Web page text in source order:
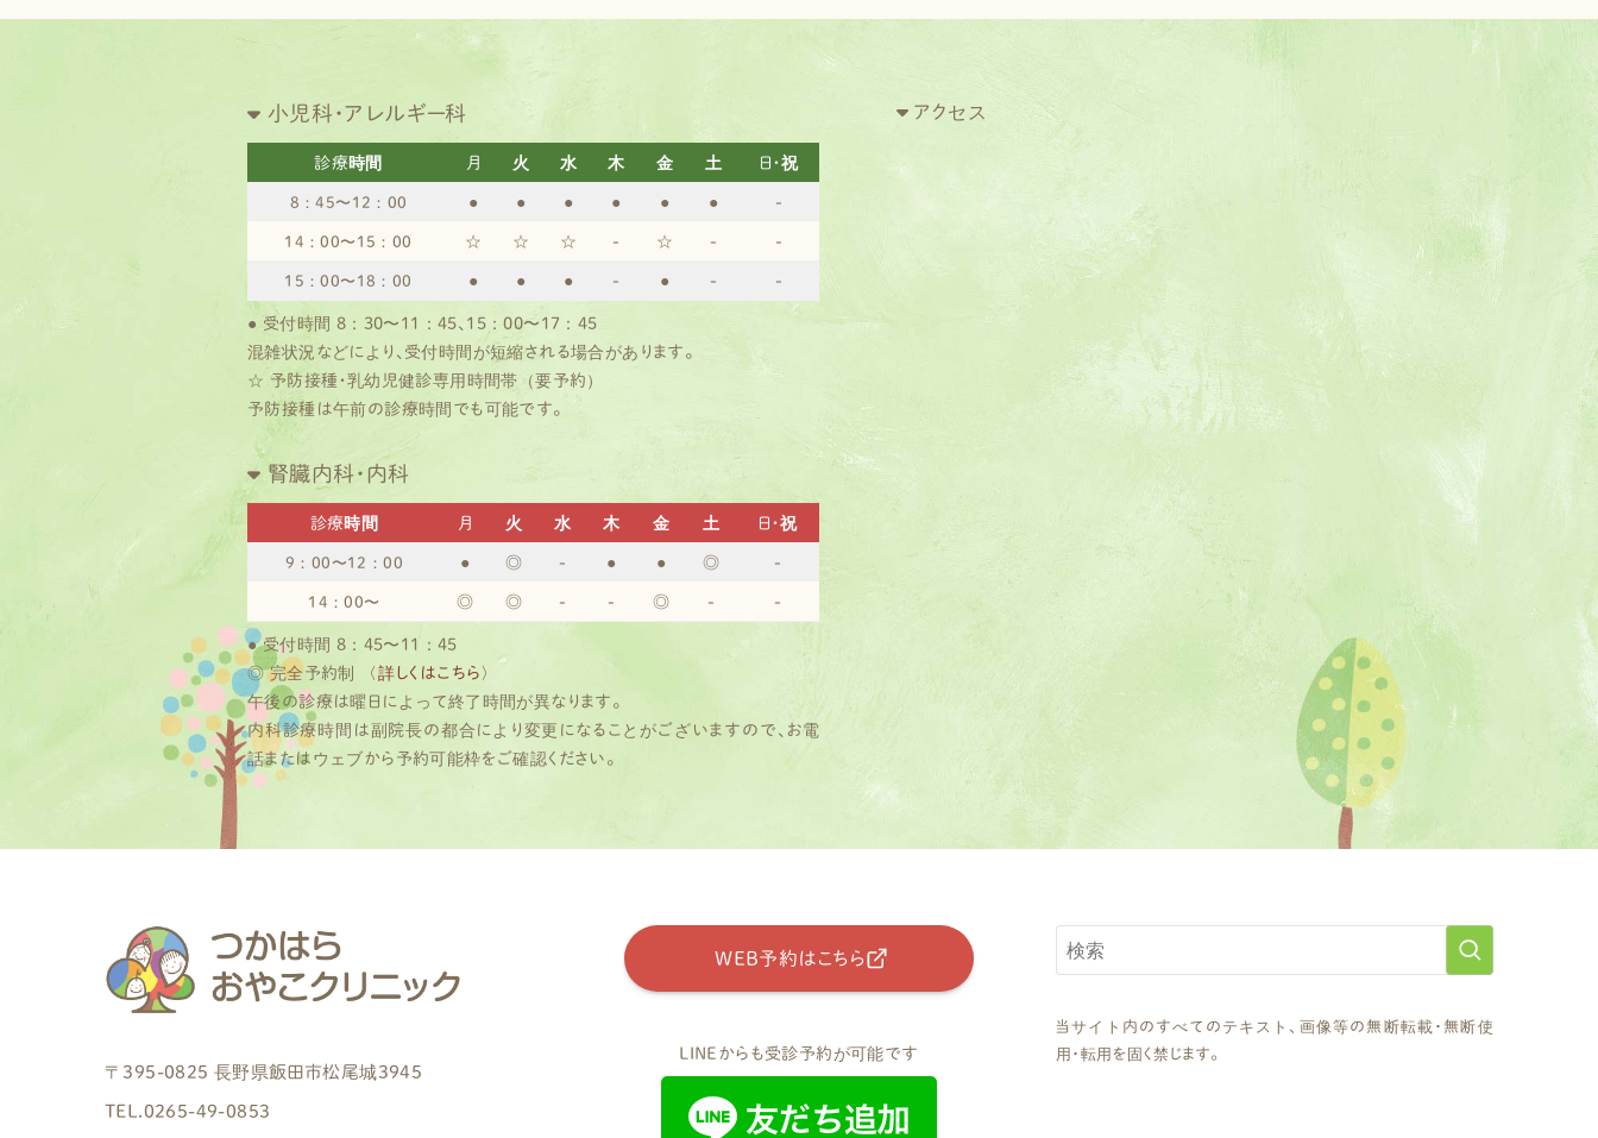
小児科・アレルギー科
診療時間 月 火 水 木 金 土 日・祝
8：45〜12：00 ● ● ● ● ● ● -
14：00〜15：00 ☆ ☆ ☆ - ☆ - -
15：00〜18：00 ● ● ● - ● - -
● 受付時間 8：30〜11：45、15：00〜17：45
混雑状況などにより、受付時間が短縮される場合があります。
☆ 予防接種・乳幼児健診専用時間帯（要予約）
予防接種は午前の診療時間でも可能です。
腎臓内科・内科
診療時間 月 火 水 木 金 土 日・祝
9：00〜12：00 ● ◎ - ● ● ◎ -
14：00〜 ◎ ◎ - - ◎ - -
● 受付時間 8：45〜11：45
◎ 完全予約制
〈詳しくはこちら〉
午後の診療は曜日によって終了時間が異なります。
内科診療時間は副院長の都合により変更になることがございますので、お電
話またはウェブから予約可能枠をご確認ください。
アクセス
〒395-0825 長野県飯田市松尾城3945
TEL.0265-49-0853
WEB予約はこちら
LINEからも受診予約が可能です
当サイト内のすべてのテキスト、画像等の無断転載・無断使
用・転用を固く禁じます。